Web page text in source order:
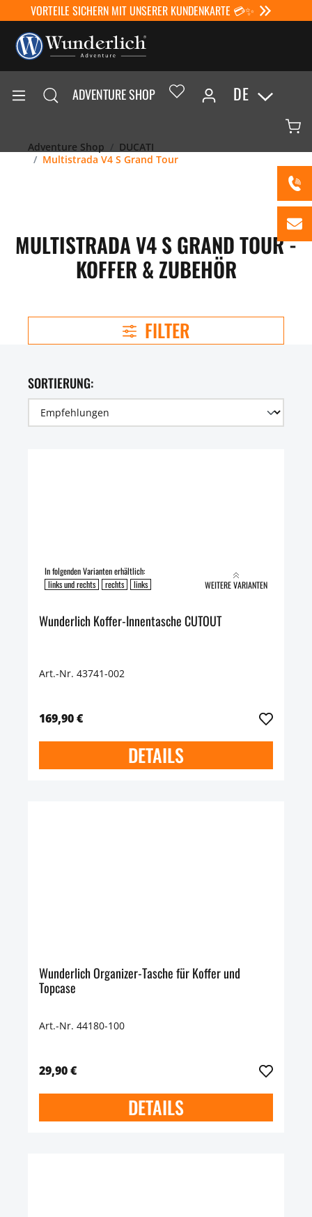
VORTEILE SICHERN MIT UNSERER KUNDENKARTE 💳✨
ADVENTURE SHOP DE
Adventure Shop
DUCATI
Multistrada V4 S Grand Tour
MULTISTRADA V4 S GRAND TOUR -
KOFFER & ZUBEHÖR
FILTER
SORTIERUNG:
In folgenden Varianten erhältlich:
links und rechts
rechts links WEITERE VARIANTEN
Wunderlich Koffer-Innentasche CUTOUT
Art.-Nr. 43741-002
169,90 €
DETAILS
Wunderlich Organizer-Tasche für Koffer und
Topcase
Art.-Nr. 44180-100
29,90 €
DETAILS